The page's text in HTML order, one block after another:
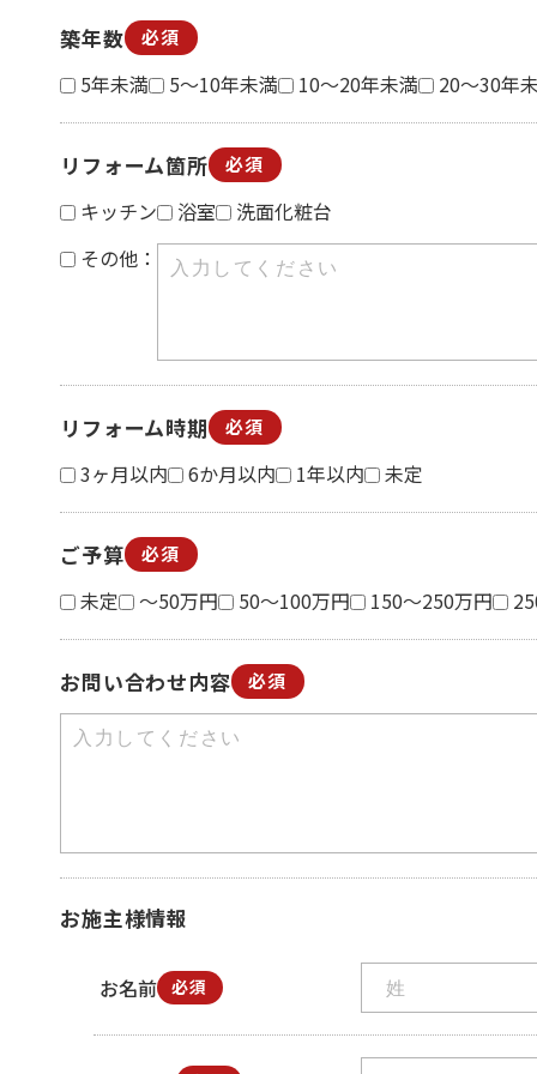
築年数 必須
5年未満 5～10年未満 10～20年未満 20～30年
リフォーム箇所 必須
キッチン 浴室
洗面化粧台
その他：
リフォーム時期 必須
3ヶ月以内 6か月以内 1年以内 未定
ご予算 必須
未定 ～50万円 50～100万円 150～250万円
お問い合わせ内容 必須
お施主様情報
お名前 必須